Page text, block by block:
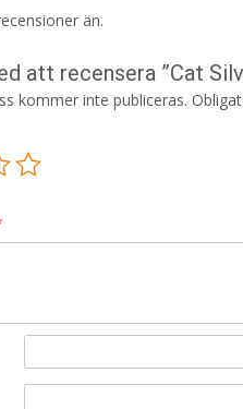
än.
att recensera ”Cat
kommer inte publiceras.